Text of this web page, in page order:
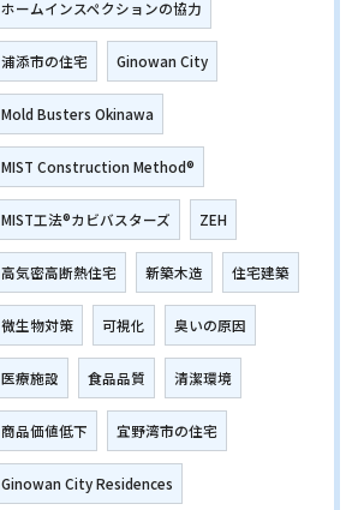
ホームインスペクションの協力
浦添市の住宅 Ginowan City
Mold Busters Okinawa
MIST Construction Method®
MIST工法®カビバスターズ ZEH
高気密高断熱住宅 新築木造 住宅建築
微生物対策 可視化 臭いの原因
医療施設 食品品質 清潔環境
商品価値低下 宜野湾市の住宅
Ginowan City Residences